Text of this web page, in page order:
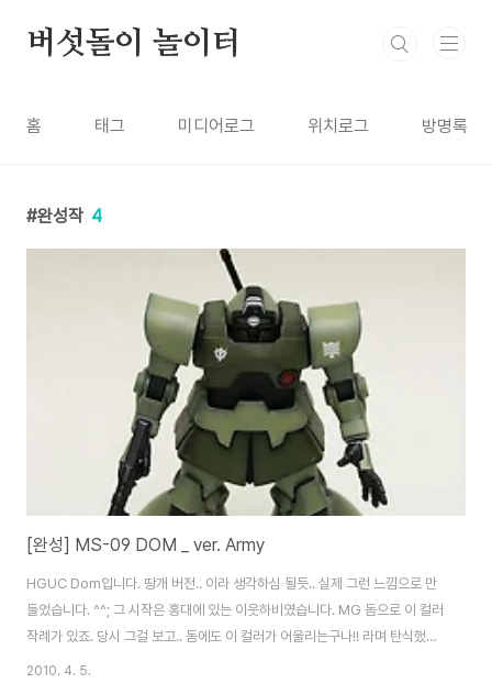
버섯돌이 놀이터
홈 태그 미디어로그 위치로그 방명록
완성작 4
[완성] MS-09 DOM _ ver. Army
HGUC Dom입니다. 땅개 버전.. 이라 생각하심 될듯.. 실제 그런 느낌으로 만
들었습니다. ^^; 그 시작은 홍대에 있는 이웃하비였습니다. MG 돔으로 이 컬러
작례가 있죠. 당시 그걸 보고.. 돔에도 이 컬러가 어울리는구나!! 라며 탄식했던
기억이 있습니다. 거의 그대로 따라서 만들었습니다. 땅개 느낌에는.. 맥스식 도
2010. 4. 5.